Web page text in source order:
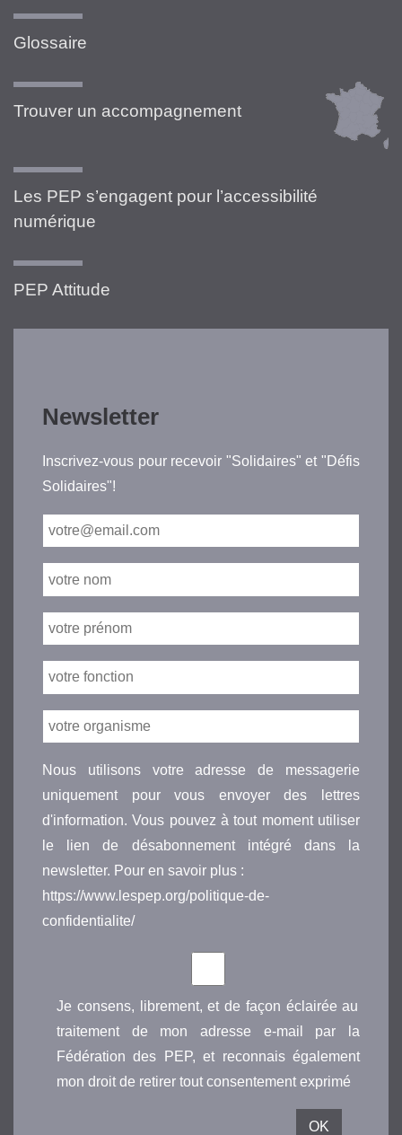
Glossaire
Trouver un accompagnement
Les PEP s’engagent pour l’accessibilité
numérique
PEP Attitude
Newsletter
Inscrivez-vous pour recevoir "Solidaires" et "Défis
Solidaires"!
Nous utilisons votre adresse de messagerie
uniquement pour vous envoyer des lettres
d'information. Vous pouvez à tout moment utiliser
le lien de désabonnement intégré dans la
newsletter. Pour en savoir plus :
https://www.lespep.org/politique-de-
confidentialite/
Je consens, librement, et de façon éclairée au
traitement de mon adresse e-mail par la
Fédération des PEP, et reconnais également
mon droit de retirer tout consentement exprimé